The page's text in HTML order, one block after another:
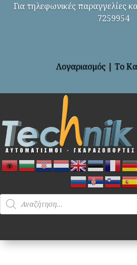
Για τηλεφωνικές παραγγελίες
7259954
Λογαριασμός | Το
Products
search